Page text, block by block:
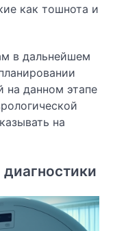
как тошнота и
в дальнейшем
на данном этапе
на